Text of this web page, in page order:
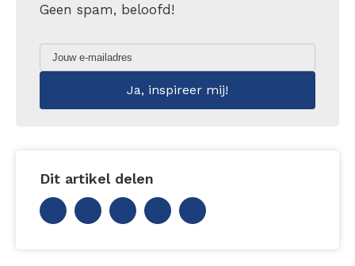
Geen spam, beloofd!
Dit artikel delen